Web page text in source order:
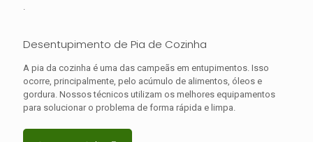
.
Desentupimento de Pia de Cozinha
A pia da cozinha é uma das campeãs em entupimentos. Isso
ocorre, principalmente, pelo acúmulo de alimentos, óleos e
gordura. Nossos técnicos utilizam os melhores equipamentos
para solucionar o problema de forma rápida e limpa.